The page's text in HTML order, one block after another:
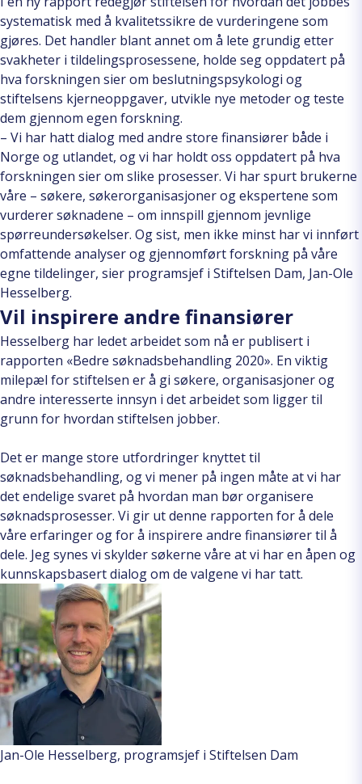
systematisk med å kvalitetssikre de vurderingene som
gjøres. Det handler blant annet om å lete grundig etter
svakheter i tildelingsprosessene, holde seg oppdatert på
hva forskningen sier om beslutningspsykologi og
stiftelsens kjerneoppgaver, utvikle nye metoder og teste
dem gjennom egen forskning.
– Vi har hatt dialog med andre store finansiører både i
Norge og utlandet, og vi har holdt oss oppdatert på hva
forskningen sier om slike prosesser. Vi har spurt brukerne
våre – søkere, søkerorganisasjoner og ekspertene som
vurderer søknadene – om innspill gjennom jevnlige
spørreundersøkelser. Og sist, men ikke minst har vi innført
omfattende analyser og gjennomført forskning på våre
egne tildelinger, sier programsjef i Stiftelsen Dam, Jan-Ole
Hesselberg.
Vil inspirere andre finansiører
Hesselberg har ledet arbeidet som nå er publisert i
rapporten «Bedre søknadsbehandling 2020». En viktig
milepæl for stiftelsen er å gi søkere, organisasjoner og
andre interesserte innsyn i det arbeidet som ligger til
grunn for hvordan stiftelsen jobber.
Jan-Ole Hesselberg, programsjef i Stiftelsen Dam
Det er mange store utfordringer knyttet til
søknadsbehandling, og vi mener på ingen måte at vi har
det endelige svaret på hvordan man bør organisere
søknadsprosesser. Vi gir ut denne rapporten for å dele
våre erfaringer og for å inspirere andre finansiører til å
dele. Jeg synes vi skylder søkerne våre at vi har en åpen og
kunnskapsbasert dialog om de valgene vi har tatt.